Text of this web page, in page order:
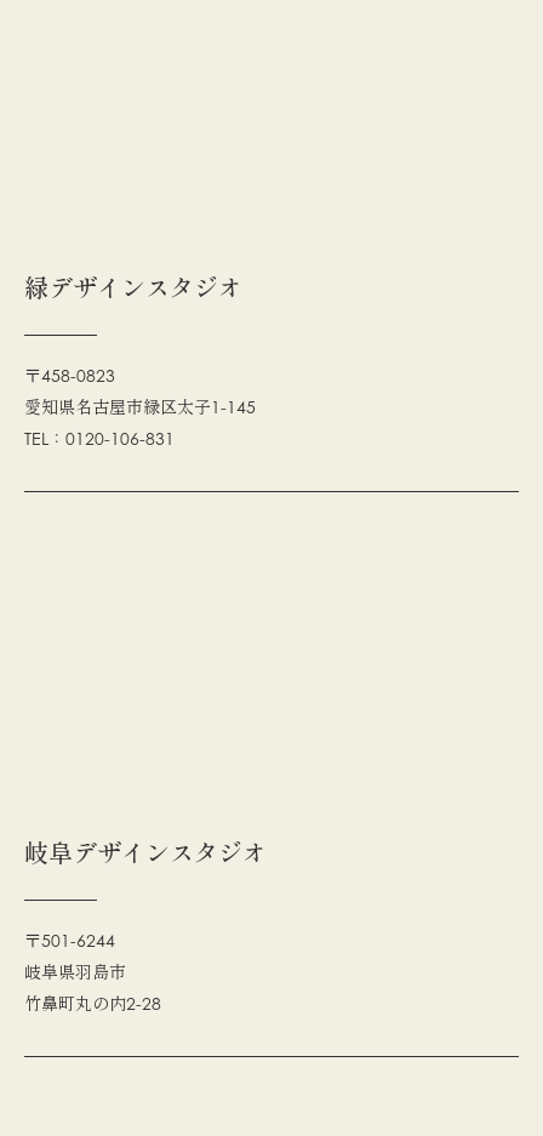
緑デザインスタジオ
〒458-0823
愛知県名古屋市緑区太子1-145
TEL：0120-106-831
岐阜デザインスタジオ
〒501-6244
岐阜県羽島市
竹鼻町丸の内2-28